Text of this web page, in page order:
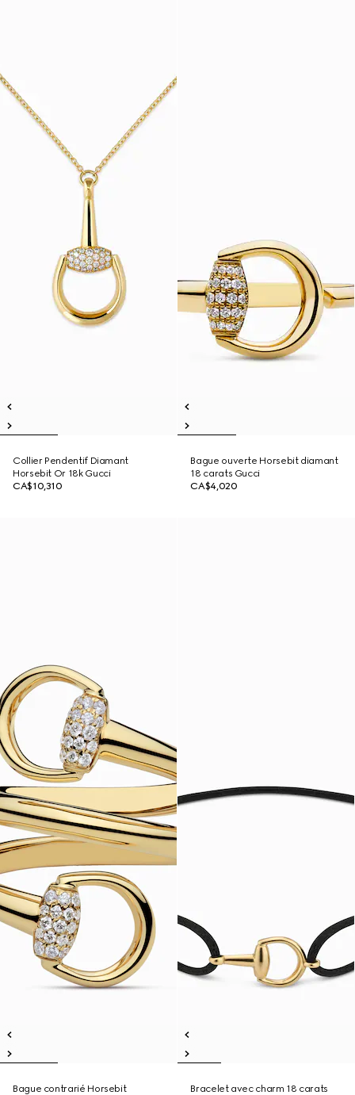
Collier Pendentif Diamant
Horsebit Or 18k Gucci
CA$10,310
Bague ouverte Horsebit diamant
18 carats Gucci
CA$4,020
Bague contrarié Horsebit
Bracelet avec charm 18 carats